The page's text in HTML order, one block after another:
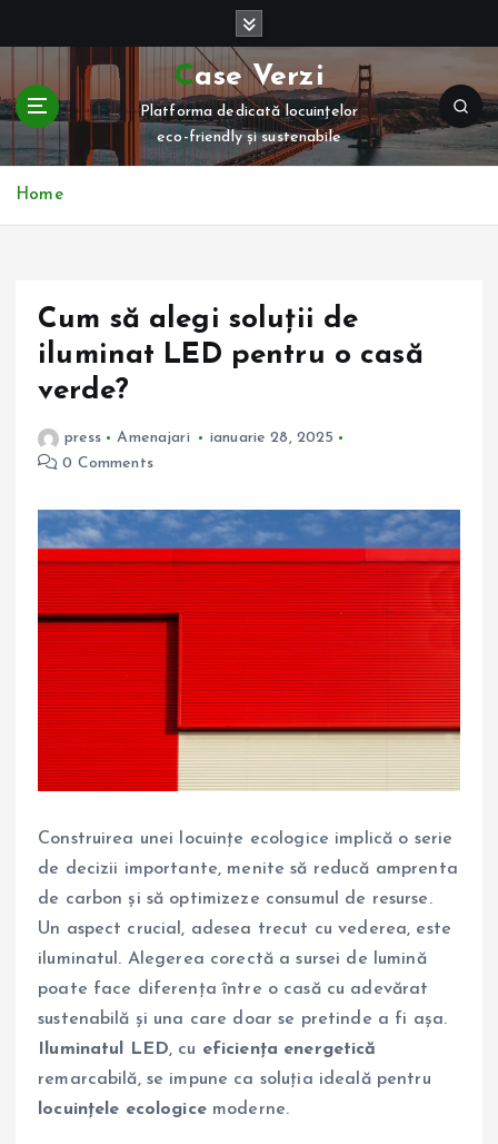
t
c
Case Verzi
Platforma dedicată locuințelor
eco-friendly și sustenabile
Home
Cum să alegi soluții de
iluminat LED pentru o casă
verde?
press Amenajari
ianuarie 28, 2025
0 Comments
Construirea unei locuințe ecologice implică o serie
de decizii importante, menite să reducă amprenta
de carbon și să optimizeze consumul de resurse.
Un aspect crucial, adesea trecut cu vederea, este
iluminatul. Alegerea corectă a sursei de lumină
poate face diferența între o casă cu adevărat
sustenabilă și una care doar se pretinde a fi așa.
Iluminatul LED, cu eficiența energetică
remarcabilă, se impune ca soluția ideală pentru
locuințele ecologicemoderne.